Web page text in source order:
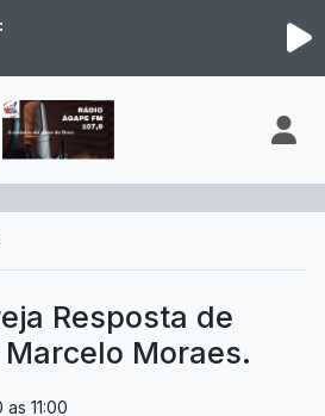
Resposta de
Moraes.
11:00